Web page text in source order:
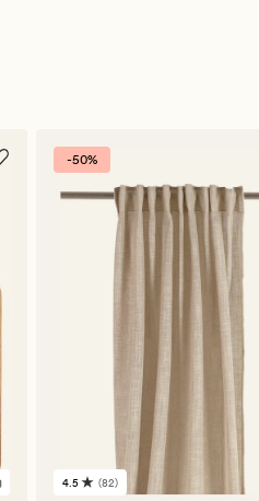
-50%
82
4.5 (82)